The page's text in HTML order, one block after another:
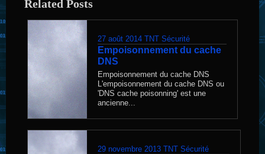
publié
dans
Related Posts
27 août 2014 TNT Sécurité
Empoisonnement du cache
DNS
Empoisonnement du cache DNS
L'empoisonnement du cache DNS ou
'DNS cache poisonning' est une
ancienne...
29 novembre 2013 TNT Sécurité